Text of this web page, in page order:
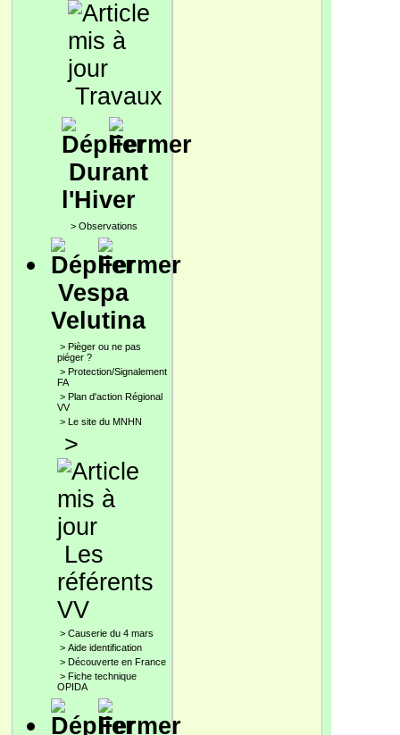
Travaux
Durant
l'Hiver
> Observations
Vespa
Velutina
> Pièger ou ne pas
piéger ?
> Protection/Signalement
FA
> Plan d'action Régional
VV
> Le site du MNHN
>
Les
référents
VV
> Causerie du 4 mars
> Aide identification
> Découverte en France
> Fiche technique
OPIDA